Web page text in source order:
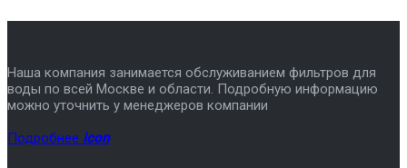
Наша компания занимается обслуживанием фильтров для
воды по всей Москве и области. Подробную информацию
можно уточнить у менеджеров компании
Подробнее icon